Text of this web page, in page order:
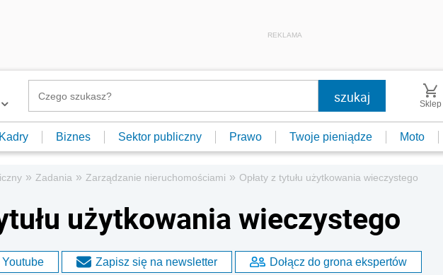
REKLAMA
Sklep
Kadry Biznes Sektor publiczny Prawo Twoje pieniądze Moto
» Zadania » Zarządzanie nieruchomościami » Opłaty z tytułu użytkowania wieczystego
użytkowania wieczystego
Zapisz się na newsletter Dołącz do grona ekspertów